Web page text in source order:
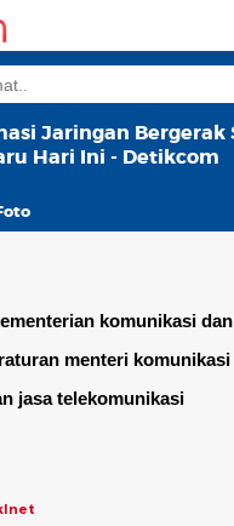
Jaringan Bergerak
Hari Ini - Detikcom
komunikasi
menteri
jasa telekomunikasi